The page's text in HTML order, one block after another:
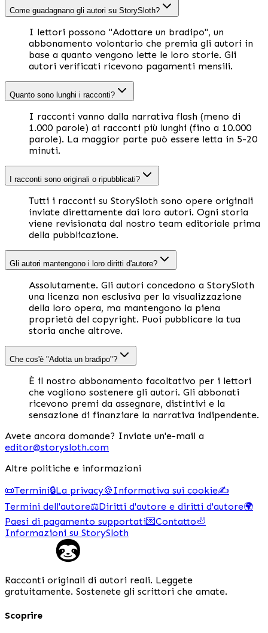
Come guadagnano gli autori su StorySloth?
I lettori possono "Adottare un bradipo", un
abbonamento volontario che premia gli autori in
base a quanto vengono lette le loro storie. Gli
autori verificati ricevono pagamenti mensili.
Quanto sono lunghi i racconti?
I racconti vanno dalla narrativa flash (meno di
1.000 parole) ai racconti più lunghi (fino a 10.000
parole). La maggior parte può essere letta in 5-20
minuti.
I racconti sono originali o ripubblicati?
Tutti i racconti su StorySloth sono opere originali
inviate direttamente dai loro autori. Ogni storia
viene revisionata dal nostro team editoriale prima
della pubblicazione.
Gli autori mantengono i loro diritti d'autore?
Assolutamente. Gli autori concedono a StorySloth
una licenza non esclusiva per la visualizzazione
della loro opera, ma mantengono la piena
proprietà del copyright. Puoi pubblicare la tua
storia anche altrove.
Che cos'è "Adotta un bradipo"?
È il nostro abbonamento facoltativo per i lettori
che vogliono sostenere gli autori. Gli abbonati
ricevono premi da assegnare, distintivi e la
sensazione di finanziare la narrativa indipendente.
Avete ancora domande? Inviate un'e-mail a
editor@storysloth.com
Altre politiche e informazioni
📜Termini🔒La privacy🍪 Informativa sui cookie✍️
Termini dell'autore⚖️Diritti d'autore e diritti d'autore🌍
Paesi di pagamento supportati💌Contatto🦥
Informazioni su StorySloth
Racconti originali di autori reali. Leggete
gratuitamente. Sostenete gli scrittori che amate.
Scoprire